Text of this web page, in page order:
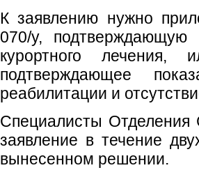
К заявлению нужно
070/у, подтверждающую
курортного
подтверждающее
реабилитации и
Специалисты
заявление в течение
вынесенном решении.